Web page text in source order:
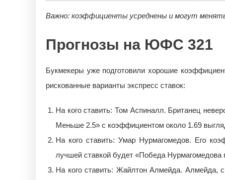
Важно: коэффициенты усреднены и могут
Прогнозы на ЮФС 321
Букмекеры уже подготовили хорошие
рискованные варианты экспресс ставок:
На кого ставить: Том Аспиналл. Британец
Меньше 2.5» с коэффициентом около 1.69
На кого ставить: Умар Нурмагомедов. Его
лучшей ставкой будет «Победа Нурмагомедова
На кого ставить: Жайлтон Алмейда. Алмейда,